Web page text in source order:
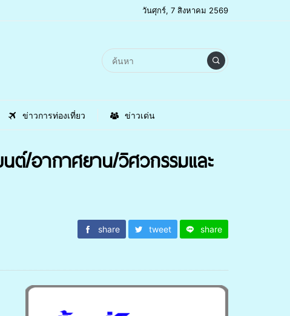
วันศุกร์, 7 สิงหาคม 2569
ข่าวการท่องเที่ยว ข่าวเด่น
ต์/อากาศยาน/วิศวกรรมและ
share tweet share